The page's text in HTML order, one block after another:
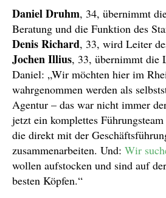
Daniel Druhm, 34, übernimmt
Beratung und die Funktion des
Denis Richard, 33, wird Leiter
Jochen Illius, 33, übernimmt die
Daniel: „Wir möchten hier im
wahrgenommen werden als
Agentur – das war nicht immer
jetzt ein komplettes
die direkt mit der
zusammenarbeiten. Und: Wir
wollen aufstocken und sind auf
besten Köpfen.“